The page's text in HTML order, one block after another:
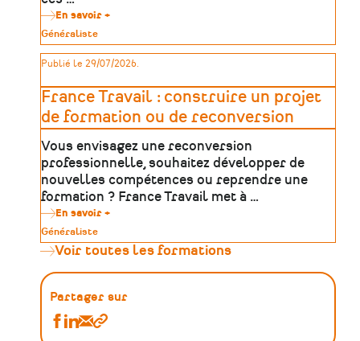
En savoir +
mieux
comprendre
métiers,
les
parcours
et
Type
de
patrimoine
Généraliste
Publié le 29/07/2026.
France Travail : construire un projet
de formation ou de reconversion
Vous envisagez une reconversion
professionnelle, souhaitez développer de
nouvelles compétences ou reprendre une
formation ? France Travail met à …
En savoir +
:
un
de
Type
de
patrimoine
Généraliste
Voir toutes les formations
Partager sur
Partager
Partager
Partager